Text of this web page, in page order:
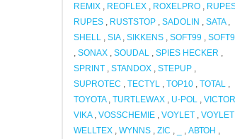
REMIX
REOFLEX ROXELPRO
RUPES
RUSTSTOP SADOLIN SATA,
SHELL
SIA, SIKKENS SOFT99
SONAX SOUDAL SPIES HECKER
SPRINT
STANDOX STEPUP
SUPROTEC
TECTYL TOP10 TOTAL
TOYOTA, TURTLEWAX U-POL VICTOR
VIKA, VOSSCHEMIE VOYLET VOYLET
WELLTEX
WYNNS ZIC АВТОН